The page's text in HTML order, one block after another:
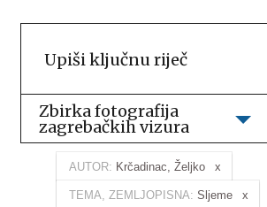
Zbirka fotografija
zagrebačkih vizura
AUTOR: Krčadinac, Željko
TEMA, ZEMLJOPISNA: Sljeme